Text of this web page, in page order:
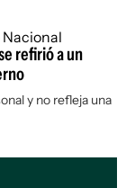
refirió a un
y no refleja una